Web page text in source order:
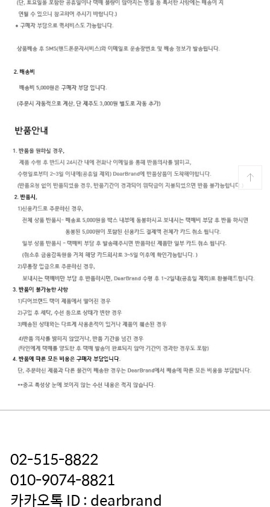
02-515-8822
010-9074-8821
카카오톡 ID : dearbrand